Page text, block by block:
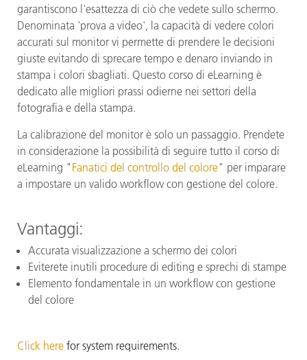
garantiscono l'esattezza di ciò che vedete sullo schermo.
Denominata 'prova a video', la capacità di vedere colori
accurati sul monitor vi permette di prendere le decisioni
giuste evitando di sprecare tempo e denaro inviando in
stampa i colori sbagliati. Questo corso di eLearning è
dedicato alle migliori prassi odierne nei settori della
fotografia e della stampa.
La calibrazione del monitor è solo un passaggio. Prendete
in considerazione la possibilità di seguire tutto il corso di
eLearning " Fanatici del controllo del colore" per imparare
a impostare un valido workflow con gestione del colore.
Vantaggi:
Accurata visualizzazione a schermo dei colori
Eviterete inutili procedure di editing e sprechi di stampe
Elemento fondamentale in un workflow con gestione
del colore
Click here for system requirements.